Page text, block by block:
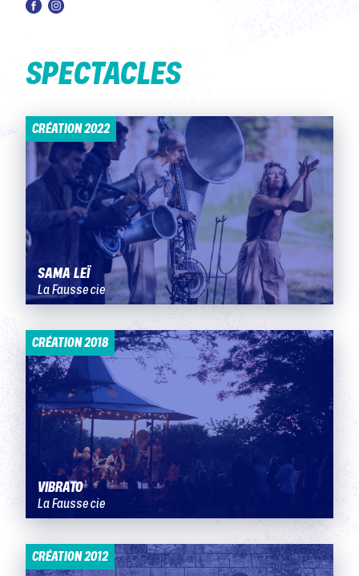
SPECTACLES
CRÉATION 2022
SAMA LEÏ
La Fausse cie
CRÉATION 2018
VIBRATO
La Fausse cie
CRÉATION 2012